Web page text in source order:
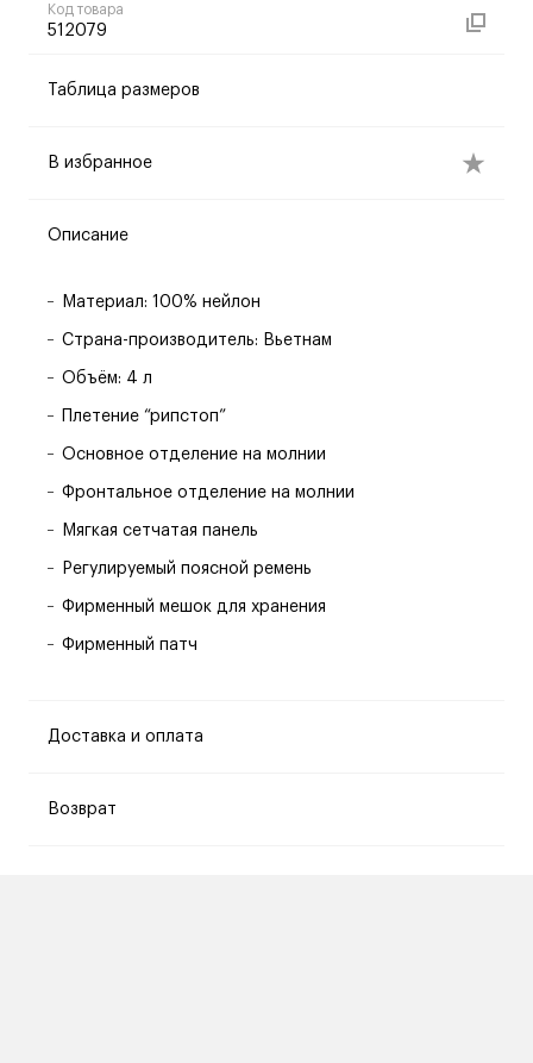
Код товара
512079
Таблица размеров
В избранное
Описание
Материал: 100% нейлон
Страна-производитель: Вьетнам
Объём: 4 л
Плетение “рипстоп”
Основное отделение на молнии
Фронтальное отделение на молнии
Мягкая сетчатая панель
Регулируемый поясной ремень
Фирменный мешок для хранения
Фирменный патч
Доставка и оплата
Возврат